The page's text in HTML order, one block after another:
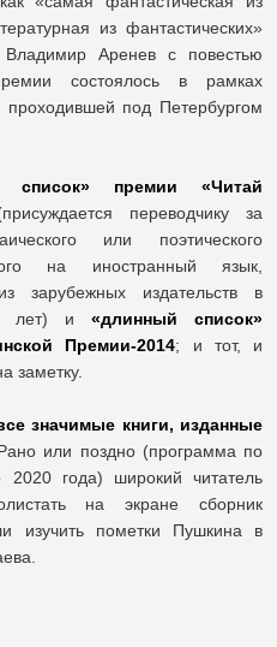
из фантастических»
Аренев с повестью
состоялось в рамках
проходившей под Петербургом
список» премии «Читай
переводчику за
или поэтического
на иностранный язык,
зарубежных издательств в
лет) и «длинный список»
Премии-2014; и тот, и
заметку.
значимые книги, изданные
или поздно (программа по
2020 года) широкий читатель
на экране сборник
изучить пометки Пушкина в